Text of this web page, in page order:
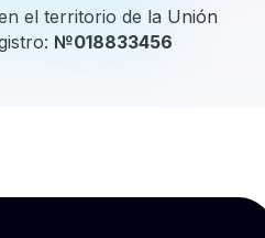
el territorio de la Unión
№018833456